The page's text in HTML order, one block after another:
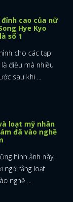
cao của nữ
Hye Kyo
số 1
cho các tạp
điều mà nhiều
sau khi ...
loạt mỹ nhân
đã vào nghề
hình ảnh này,
ngờ rằng loạt
nghề ...